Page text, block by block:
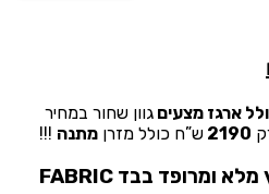
הוא:
₪2,190.00.
ארגז מצעים גוון שחור במחיר
2190 ש”ח כולל מזרן מתנה !!!
✅ גוף המיטה משולב מעץ מלא ומרופד בבד FABRIC